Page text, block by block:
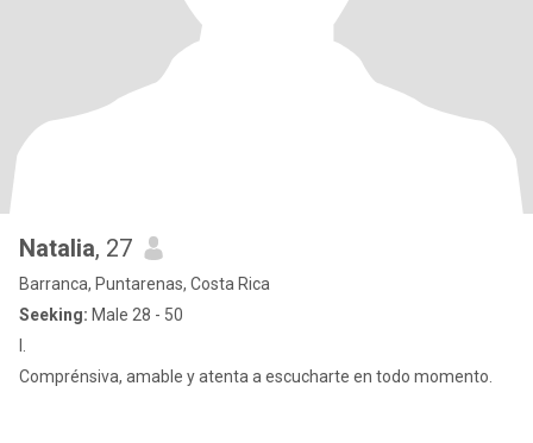
Natalia, 27
Barranca, Puntarenas, Costa Rica
Seeking: Male 28 - 50
Comprénsiva, amable y atenta a escucharte en todo momento.